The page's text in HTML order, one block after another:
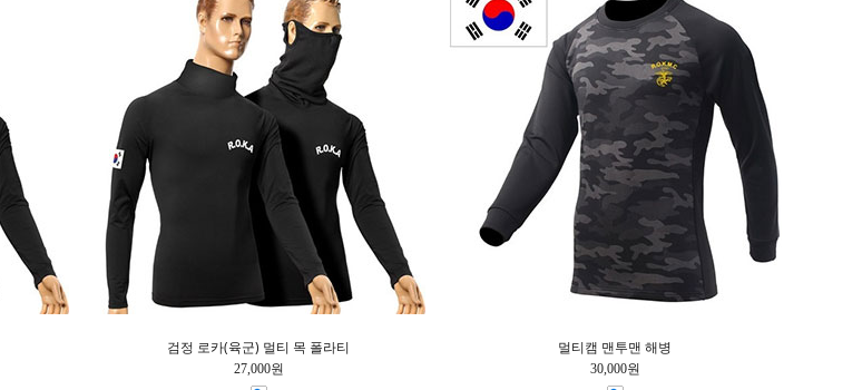
검정 로카(육군) 멀티 목 폴라티
27,000원
멀티캠 맨투맨 해병
30,000원